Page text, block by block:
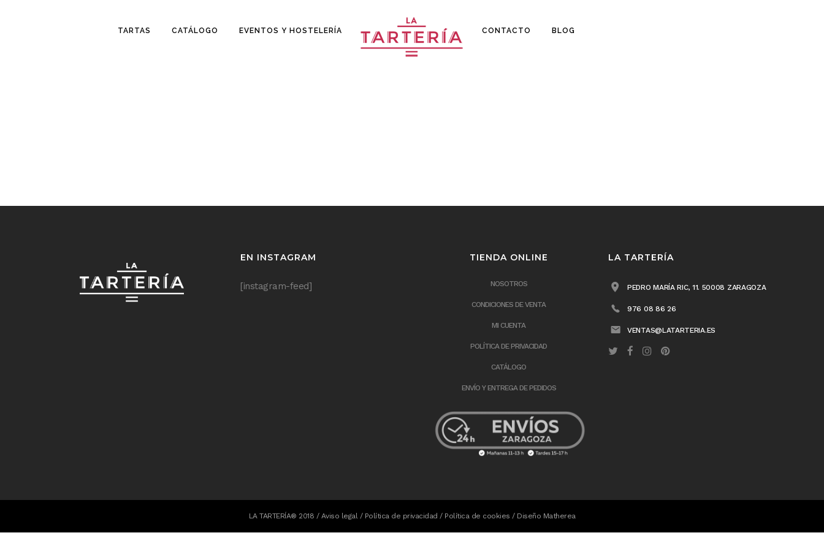
TARTAS CATÁLOGO EVENTOS Y HOSTELERÍA CONTACTO BLOG
EN INSTAGRAM
[instagram-feed]
TIENDA ONLINE
NOSOTROS
CONDICIONES DE VENTA
MI CUENTA
POLÍTICA DE PRIVACIDAD
CATÁLOGO
ENVÍO Y ENTREGA DE PEDIDOS
LA TARTERÍA
PEDRO MARÍA RIC, 11. 50008 ZARAGOZA
976 08 86 26
VENTAS@LATARTERIA.ES
LA TARTERÍA® 2018 / Aviso legal/ Política de privacidad / Política de cookies / Diseño Matherea